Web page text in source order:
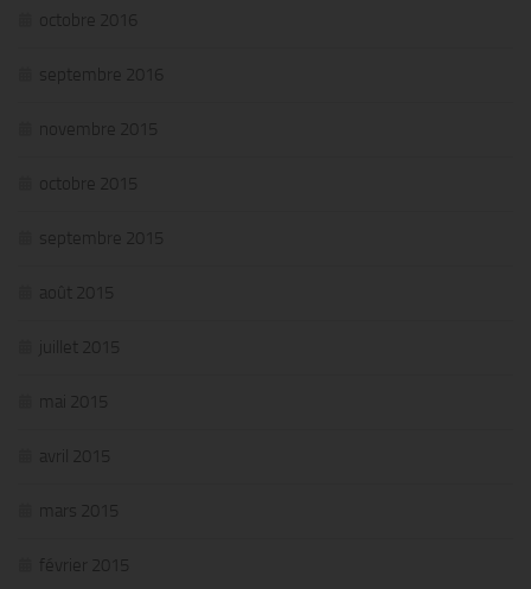
octobre 2016
septembre 2016
novembre 2015
octobre 2015
septembre 2015
août 2015
juillet 2015
mai 2015
avril 2015
mars 2015
février 2015